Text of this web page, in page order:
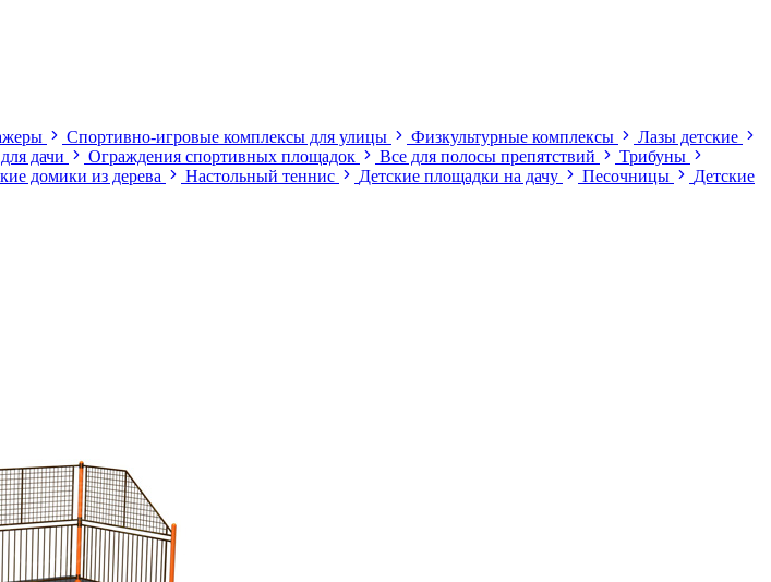
Спортивно-игровые комплексы для улицы Физкультурные комплексы
Лазы детские
дачи Ограждения спортивных площадок Все для полосы препятствий
Трибуны
домики из дерева Настольный теннис Детские площадки на дачу Песочницы
Детские